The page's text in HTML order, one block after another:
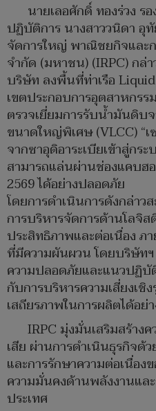
นายเลอศักดิ์ ทองร่วง ร
ปฏิบัติการ นางสาววนิดา อุ
จัดการใหญ่ พาณิชยกิจและ
จำกัด (มหาชน) (IRPC) กล่
บริษัท ลงพื้นที่ท่าเรือ
เขตประกอบการอุตสาหกรร
ตรวจเยี่ยมการรับน้ำมันดิบ
ขนาดใหญ่พิเศษ (VLCC) “
จากซาอุดิอาระเบียเข้าสู่กร
สามารถแล่นผ่านช่องแคบฮ
2569 ได้อย่างปลอดภัย
โดยการดำเนินการดังกล่าว
การบริหารจัดการด้านโลจิ
ประสิทธิภาพและต่อเนื่อง ภ
ที่มีความผันผวน โดยบริษัท
ความปลอดภัยและแนวปฏิบั
กับการบริหารความเสี่ยงเชิ
เสถียรภาพในการผลิตได้อย่
IRPC มุ่งมั่นเสริมสร้าง
เสีย ผ่านการดำเนินธุรกิจด้
และการรักษาความต่อเนื่อ
ความมั่นคงด้านพลังงานแล
ประเทศ